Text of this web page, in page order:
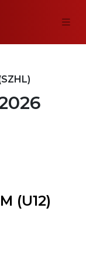
(U12)